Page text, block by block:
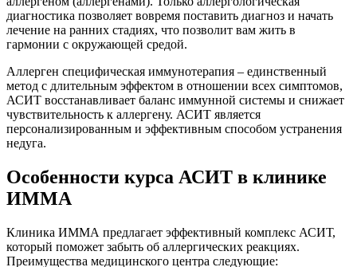
диагностика позволяет вовремя поставить диагноз и начать
лечение на ранних стадиях, что позволит вам жить в
гармонии с окружающей средой.
Аллерген специфическая иммунотерапия – единственный
метод с длительным эффектом в отношении всех симптомов,
АСИТ восстанавливает баланс иммунной системы и снижает
чувствительность к аллергену. АСИТ является
персонализированным и эффективным способом устранения
недуга.
Особенности курса АСИТ в клинике
ИММА
Клиника ИММА предлагает эффективный комплекс АСИТ,
который поможет забыть об аллергических реакциях.
Преимущества медицинского центра следующие: